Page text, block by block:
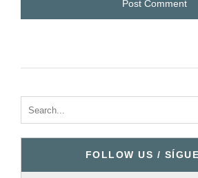
FOLLOW US /